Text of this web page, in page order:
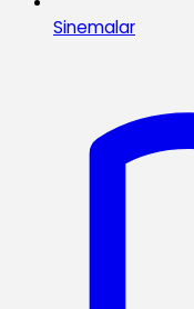
Sinemalar